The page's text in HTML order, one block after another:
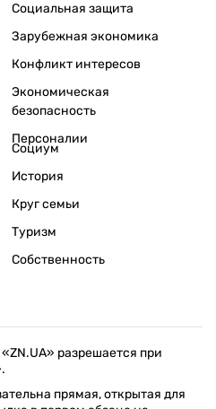
Социальная защита
Зарубежная экономика
Конфликт интересов
Экономическая
безопасность
Персоналии
Социум
История
Круг семьи
Туризм
Собственность
разрешается при
прямая, открытая для